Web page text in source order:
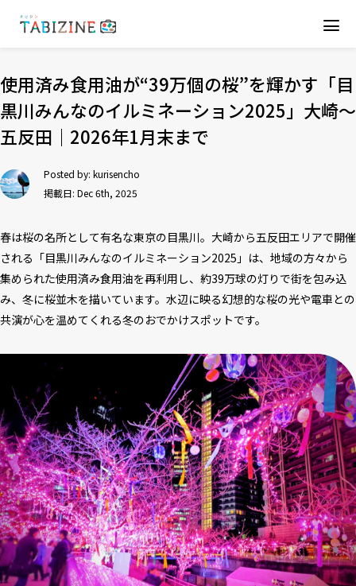
使用済み食用油が“39万個の桜”を輝かす「目
黒川みんなのイルミネーション2025」大崎～
五反田｜2026年1月末まで
Posted by: kurisencho
掲載日: Dec 6th, 2025
春は桜の名所として有名な東京の目黒川。大崎から五反田エリアで開催
される「目黒川みんなのイルミネーション2025」は、地域の方々から
集められた使用済み食用油を再利用し、約39万球の灯りで街を包み込
み、冬に桜並木を描いています。水辺に映る幻想的な桜の光や電車との
共演が心を温めてくれる冬のおでかけスポットです。